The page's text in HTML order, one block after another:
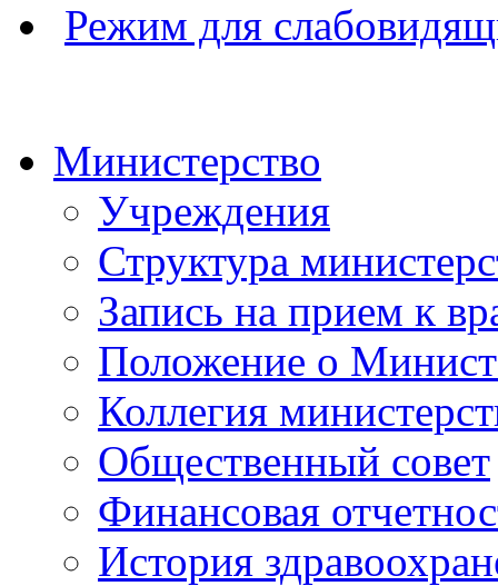
Режим для
Министерство
Учреждения
Структура
Запись на прием к
Положение о
Коллегия
Общественный совет
Финансовая
История